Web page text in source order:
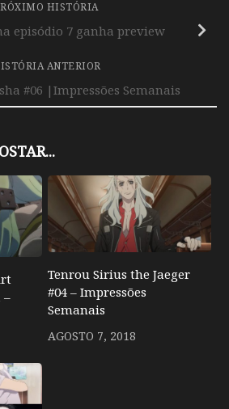
HISTÓRIA
episódio 7 ganha preview
ANTERIOR
#06 |Impressões Semanais
–
Tenrou Sirius the Jaeger
#04 – Impressões
Semanais
AGOSTO 7, 2018